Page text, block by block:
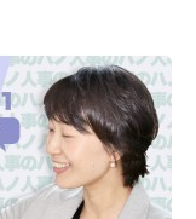
少ない学校を見抜